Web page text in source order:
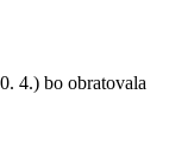
4.) bo obratovala